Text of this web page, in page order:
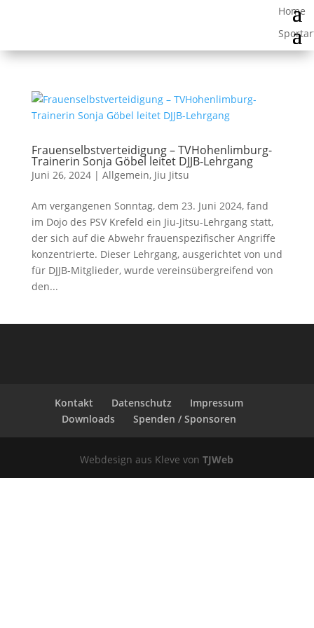
Frauenselbstverteidigung – TVHohenlimburg-
Trainerin Sonja Göbel leitet DJJB-Lehrgang
Juni 26, 2024| Allgemein, Jiu Jitsu
Am vergangenen Sonntag, dem 23. Juni 2024, fand
im Dojo des PSV Krefeld ein Jiu-Jitsu-Lehrgang statt,
der sich auf die Abwehr frauenspezifischer Angriffe
konzentrierte. Dieser Lehrgang, ausgerichtet von und
für DJJB-Mitglieder, wurde vereinsübergreifend von
den...
Kontakt Datenschutz
Impressum
Downloads
Spenden / Sponsoren
Webdesign aus Kleve vonTJWeb